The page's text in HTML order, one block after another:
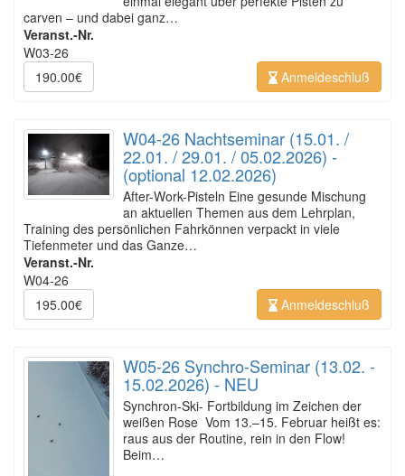
carven – und dabei ganz…
Veranst.-Nr.
W03-26
190.00€
Anmeldeschluß
W04-26 Nachtseminar (15.01. /
22.01. / 29.01. / 05.02.2026) -
(optional 12.02.2026)
After-Work-Pisteln Eine gesunde Mischung
an aktuellen Themen aus dem Lehrplan,
Training des persönlichen Fahrkönnen verpackt in viele
Tiefenmeter und das Ganze…
Veranst.-Nr.
W04-26
195.00€
Anmeldeschluß
W05-26 Synchro-Seminar (13.02. -
15.02.2026) - NEU
Synchron-Ski- Fortbildung im Zeichen der
weißen Rose Vom 13.–15. Februar heißt es:
raus aus der Routine, rein in den Flow!
Beim…